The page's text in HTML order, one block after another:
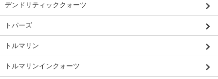
デンドリティッククォーツ
トパーズ
トルマリン
トルマリンインクォーツ